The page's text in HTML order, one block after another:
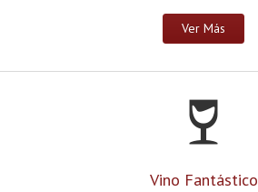
Ver Más
Vino Fantástico